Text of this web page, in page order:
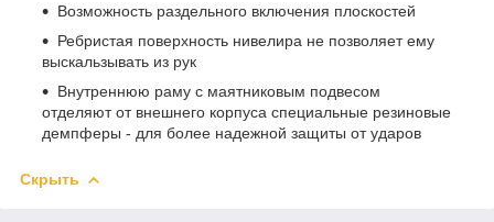
Возможность раздельного включения плоскостей
Ребристая поверхность нивелира не позволяет ему
выскальзывать из рук
Внутреннюю раму с маятниковым подвесом
отделяют от внешнего корпуса специальные резиновые
демпферы - для более надежной защиты от ударов
Скрыть